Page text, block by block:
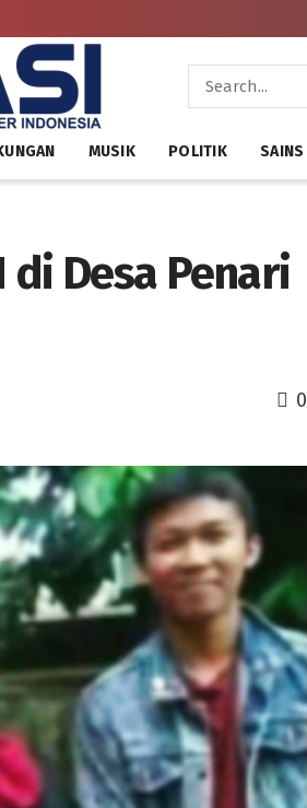
MUSIK POLITIK SAINS
di Desa Penari
0